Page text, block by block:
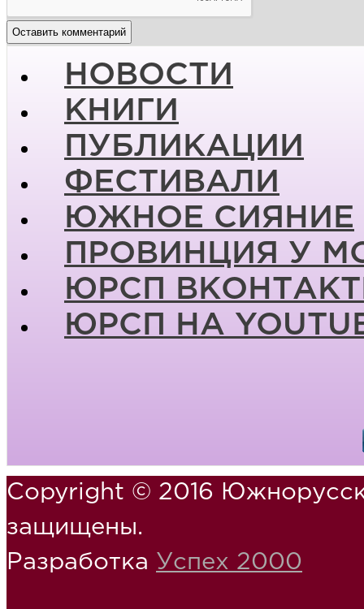
НОВОСТИ
КНИГИ
ПУБЛИКАЦИИ
ФЕСТИВАЛИ
ЮЖНОЕ СИЯНИЕ
ПРОВИНЦИЯ У
ЮРСП
ЮРСП НА
Copyright © 2016
защищены.
Разработка Успех 2000